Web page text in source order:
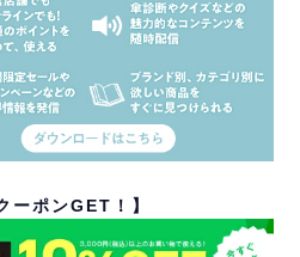
ーポンGET！】